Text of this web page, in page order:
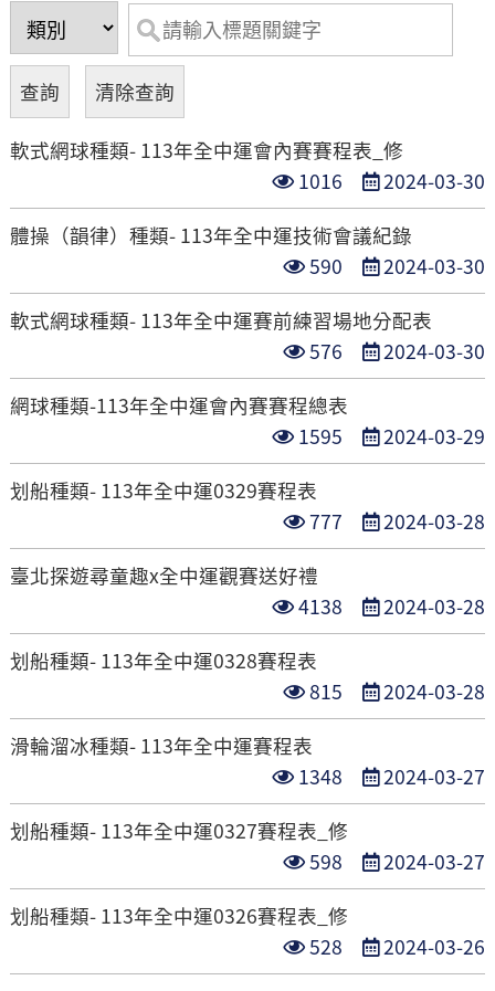
軟式網球種類- 113年全中運會內賽賽程表_修
點
閱
次
數
1016
發
布
日
期
2024-03-30
體操（韻律）種類- 113年全中運技術會議紀錄
點
閱
次
數
590
發
布
日
期
2024-03-30
軟式網球種類- 113年全中運賽前練習場地分配表
點
閱
次
數
576
發
布
期
2024-03-30
網球種類-113年全中運會內賽賽程總表
點
閱
次
數
1595
發
布
期
2024-03-29
划船種類- 113年全中運0329賽程表
點
閱
次
數
777
發
布
期
2024-03-28
臺北探遊尋童趣x全中運觀賽送好禮
點
閱
次
數
4138
發
布
期
2024-03-28
划船種類- 113年全中運0328賽程表
點
閱
次
數
815
發
布
期
2024-03-28
滑輪溜冰種類- 113年全中運賽程表
點
閱
次
數
1348
發
布
期
2024-03-27
划船種類- 113年全中運0327賽程表_修
點
閱
次
數
598
發
布
期
2024-03-27
划船種類- 113年全中運0326賽程表_修
點
閱
528
發
布
2024-03-26